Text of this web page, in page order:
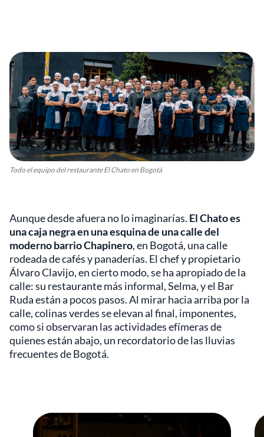
Todo el equipo del restaurante El Chato en Bogotá
Aunque desde afuera no lo imaginarías. El Chato es
una caja negra en una esquina de una calle del
moderno barrio Chapinero, en Bogotá, una calle
rodeada de cafés y panaderías. El chef y propietario
Álvaro Clavijo, en cierto modo, se ha apropiado de la
calle: su restaurante más informal, Selma, y el Bar
Ruda están a pocos pasos. Al mirar hacia arriba por la
calle, colinas verdes se elevan al final, imponentes,
como si observaran las actividades efímeras de
quienes están abajo, un recordatorio de las lluvias
frecuentes de Bogotá.